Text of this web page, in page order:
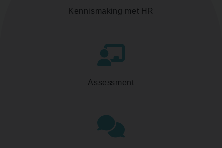
Kennismaking met HR
Assessment